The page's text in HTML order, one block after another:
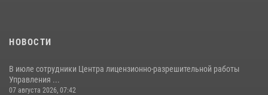
НОВОСТИ
В июле сотрудники Центра лицензионно-разрешительной работы
Управления ...
07 августа 2026, 07:42